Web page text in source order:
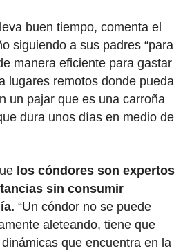
buen tiempo, comenta el
siguiendo a sus padres “para
manera eficiente para gastar
lugares remotos donde pueda
un pajar que es una carroña
dura unos días en medio de
los cóndores son expertos
sin consumir
“Un cóndor no se puede
aleteando, tiene que
que encuentra en la